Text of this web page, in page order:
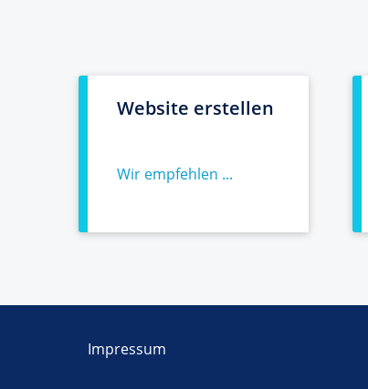
Website erstellen
Wir empfehlen ...
Impressum